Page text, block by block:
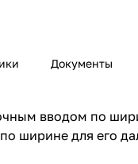
Документы
вводом по
ширине для его